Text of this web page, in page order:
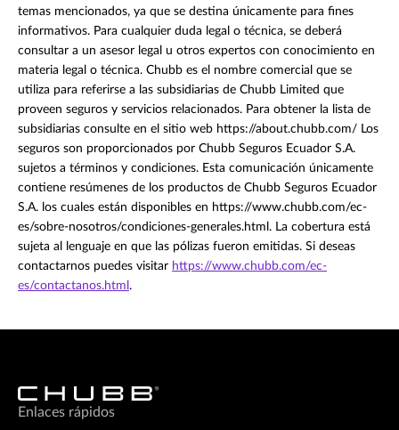
temas mencionados, ya que se destina únicamente para fines
informativos. Para cualquier duda legal o técnica, se deberá
consultar a un asesor legal u otros expertos con conocimiento en
materia legal o técnica. Chubb es el nombre comercial que se
utiliza para referirse a las subsidiarias de Chubb Limited que
proveen seguros y servicios relacionados. Para obtener la lista de
subsidiarias consulte en el sitio web https://about.chubb.com/ Los
seguros son proporcionados por Chubb Seguros Ecuador S.A.
sujetos a términos y condiciones. Esta comunicación únicamente
contiene resúmenes de los productos de Chubb Seguros Ecuador
S.A. los cuales están disponibles en https://www.chubb.com/ec-
es/sobre-nosotros/condiciones-generales.html. La cobertura está
sujeta al lenguaje en que las pólizas fueron emitidas. Si deseas
contactarnos puedes visitar https://www.chubb.com/ec-
es/contactanos.html .
Enlaces rápidos